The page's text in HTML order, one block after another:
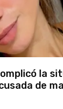
la
de